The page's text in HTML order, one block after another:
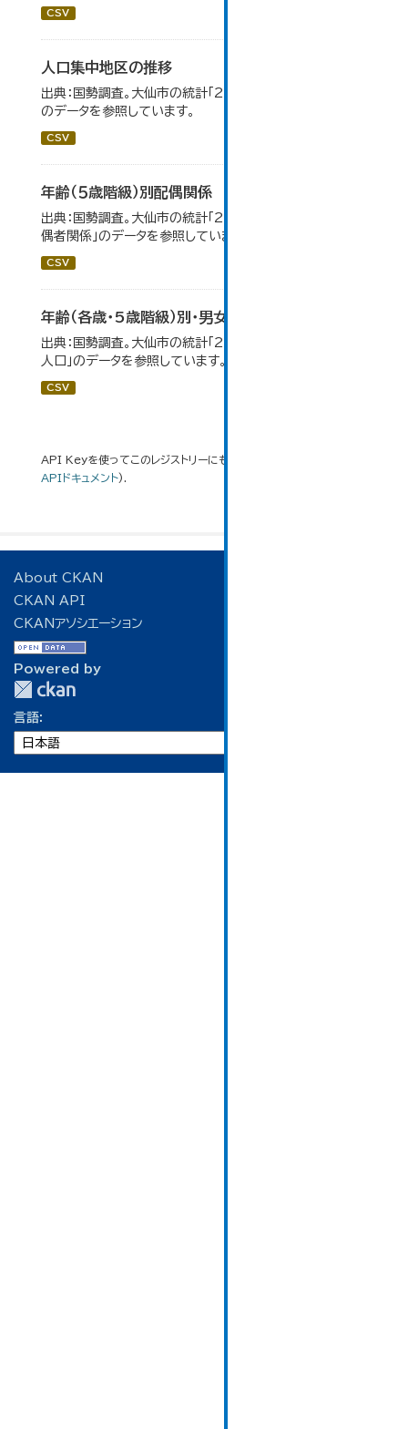
CSV
人口集中地区の推移
出典：国勢調査。大仙市の統計「2-3 人口集中地区の推移」
のデータを参照しています。
CSV
年齢（５歳階級）別配偶関係
出典：国勢調査。大仙市の統計「2-12 年齢（5歳階級）別配
偶者関係」のデータを参照しています。
CSV
年齢（各歳・5歳階級）別・男女別人口
出典：国勢調査。大仙市の統計「2-1 年齢（各歳）別・男女別
人口」のデータを参照しています。
CSV
API Keyを使ってこのレジストリーにもアクセス可能です
APIドキュメント).
About CKAN
CKAN API
CKANアソシエーション
Powered by
言語